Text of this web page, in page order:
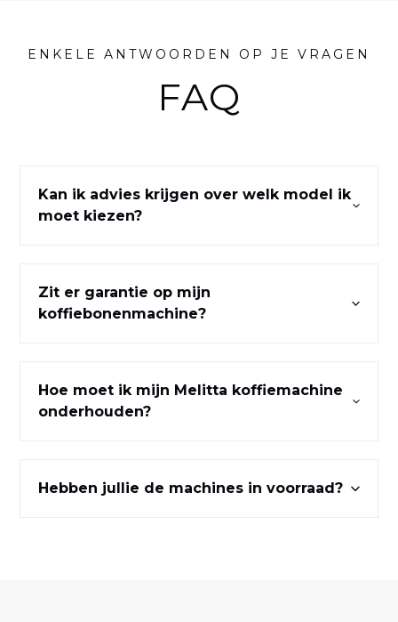
FAQ
ENKELE ANTWOORDEN OP JE VRAGEN
Kan ik advies krijgen over welk model ik
moet kiezen?
Zit er garantie op mijn
koffiebonenmachine?
Hoe moet ik mijn Melitta koffiemachine
onderhouden?
Hebben jullie de machines in voorraad?